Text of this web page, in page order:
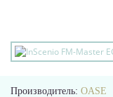
Производитель: OASE